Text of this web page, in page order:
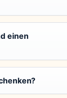
einen